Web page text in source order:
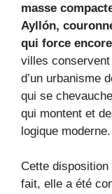
masse
Ayllón,
qui force
villes
d’un urbanisme
qui se
qui montent et
logique moderne.
Cette disposition
fait, elle a été